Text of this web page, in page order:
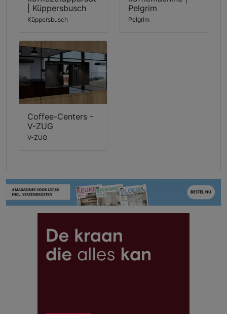
| Küppersbusch
Küppersbusch
Pelgrim
Pelgrim
Coffee-Centers -
V-ZUG
V-ZUG